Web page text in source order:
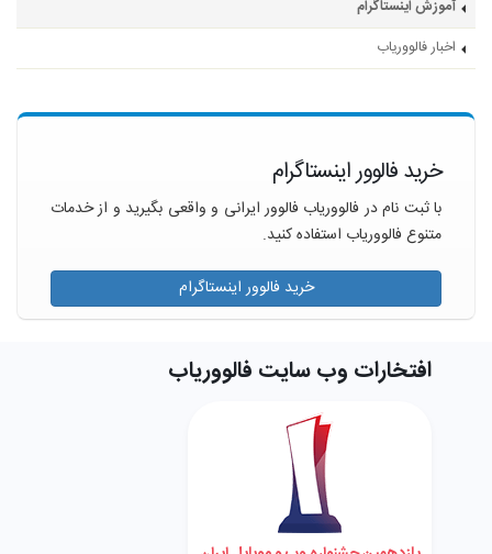
آموزش اینستاگرام
اخبار فالووریاب
خرید فالوور اینستاگرام
با ثبت نام در فالووریاب فالوور ایرانی و واقعی بگیرید و از خدمات
متنوع فالووریاب استفاده کنید.
خرید فالوور اینستاگرام
افتخارات وب سایت فالووریاب